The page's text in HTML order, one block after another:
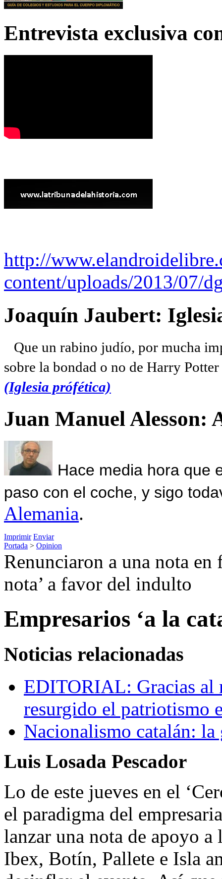
Entrevista exclusiva
http://
content/uploads/2013/07/
Joaquín Jaubert:
Que un rabino judío, por mucha
sobre la bondad o no de Harry
(Iglesia prófética)
Juan Manuel Alesson:
Hace media hora que
paso con el coche, y sigo
Alemania.
Imprimir Enviar
Portada > Opinion
Renunciaron a una nota
nota’ a favor del indulto
Empresarios ‘a la
Noticias relacionadas
EDITORIAL: Gracias al
resurgido el patriotismo
Nacionalismo catalán:
Luis Losada Pescador
Lo de este jueves en el
el paradigma del
lanzar una nota de apoyo
Ibex, Botín, Pallete e Isla